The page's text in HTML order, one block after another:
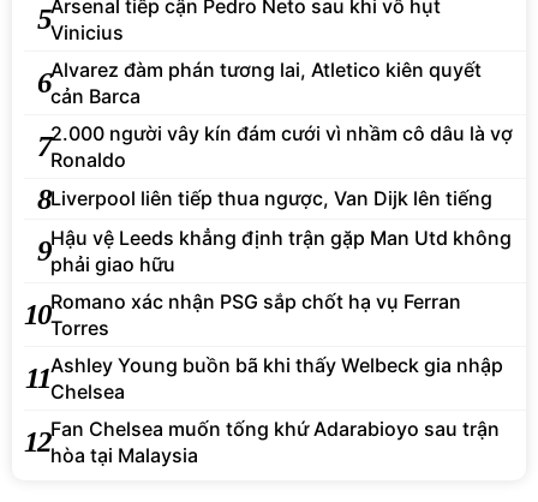
5Arsenal tiếp cận Pedro Neto sau khi vồ hụt
Vinicius
6Alvarez đàm phán tương lai, Atletico kiên quyết
cản Barca
72.000 người vây kín đám cưới vì nhầm cô dâu là vợ
Ronaldo
8Liverpool liên tiếp thua ngược, Van Dijk lên tiếng
9Hậu vệ Leeds khẳng định trận gặp Man Utd không
phải giao hữu
10Romano xác nhận PSG sắp chốt hạ vụ Ferran
Torres
11Ashley Young buồn bã khi thấy Welbeck gia nhập
Chelsea
12Fan Chelsea muốn tống khứ Adarabioyo sau trận
hòa tại Malaysia